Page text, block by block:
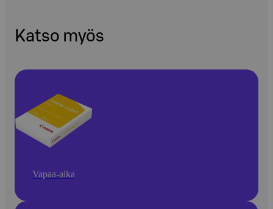
Katso myös
Vapaa-aika